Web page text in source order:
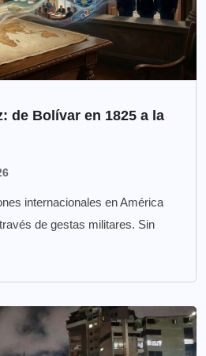
de Bolívar en 1825 a la
internacionales en América
de gestas militares. Sin